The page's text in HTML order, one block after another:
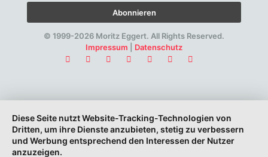
© 1999-2026 Moritz Eggert. All Rights Reserved.
Impressum
Datenschutz
Diese Seite nutzt Website-Tracking-Technologien von
Dritten, um ihre Dienste anzubieten, stetig zu verbessern
und Werbung entsprechend den Interessen der Nutzer
anzuzeigen.